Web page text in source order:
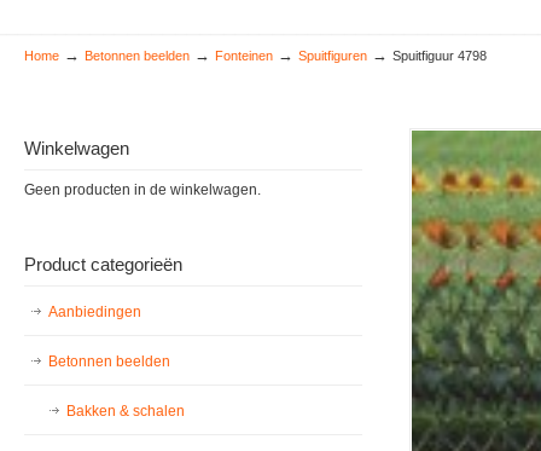
Home → Betonnen beelden → Fonteinen → Spuitfiguren → Spuitfiguur 4798
Winkelwagen
Geen producten in de winkelwagen.
Product categorieën
Aanbiedingen
Betonnen beelden
Bakken & schalen